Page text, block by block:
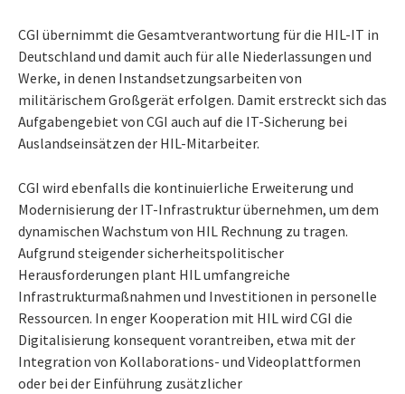
CGI übernimmt die Gesamtverantwortung für die HIL-IT in
Deutschland und damit auch für alle Niederlassungen und
Werke, in denen Instandsetzungsarbeiten von
militärischem Großgerät erfolgen. Damit erstreckt sich das
Aufgabengebiet von CGI auch auf die IT-Sicherung bei
Auslandseinsätzen der HIL-Mitarbeiter.
CGI wird ebenfalls die kontinuierliche Erweiterung und
Modernisierung der IT-Infrastruktur übernehmen, um dem
dynamischen Wachstum von HIL Rechnung zu tragen.
Aufgrund steigender sicherheitspolitischer
Herausforderungen plant HIL umfangreiche
Infrastrukturmaßnahmen und Investitionen in personelle
Ressourcen. In enger Kooperation mit HIL wird CGI die
Digitalisierung konsequent vorantreiben, etwa mit der
Integration von Kollaborations- und Videoplattformen
oder bei der Einführung zusätzlicher